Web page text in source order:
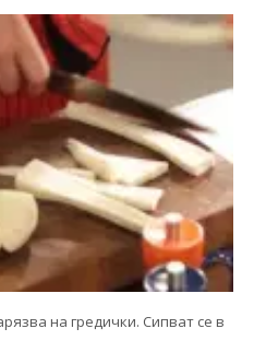
на гредички. Сипват се в